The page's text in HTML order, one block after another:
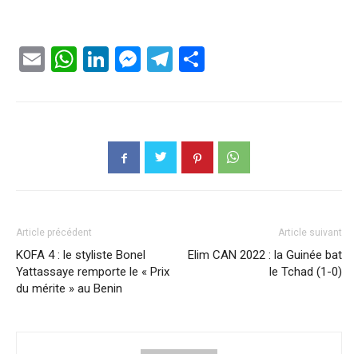
EmailWhatsApp
LinkedIn
Messenger
Telegram
Article précédent
KOFA 4 : le styliste Bonel
Yattassaye remporte le « Prix
du mérite » au Benin
Article suivant
Elim CAN 2022 : la Guinée bat
le Tchad (1-0)